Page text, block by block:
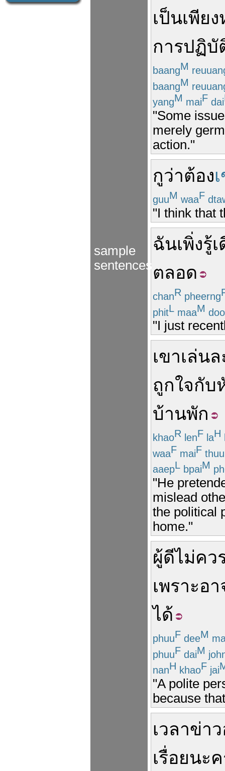
sample
sentences
เป็นเพียง
การปฏิบั
baangM
baangM
yangM maiF dai
"Some
merely
action."
กูว่าต้อง
guuM waaF
"I think that
ฉันเพิ่งรู้
ตลอด
chanR pheerng
phitL maaM
"I just
เขาเล่น
ถูกใจกับ
บ้านพัก
khaoR lenF laH
waaF maiF
aaepL bpaiM
"He
mislead
the political
home."
ผู้ดีไม่คว
เพราะอา
ได้
phuuF deeM
phuuF daiM
nanH khaoF jai
"A polite
because
เวลาข่าว
เรื่อยนะ